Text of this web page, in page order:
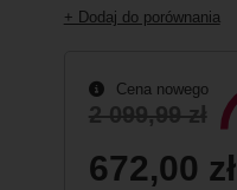
+ Dodaj do porównania
Cena nowego
2 099,99 zł
672,00 zł